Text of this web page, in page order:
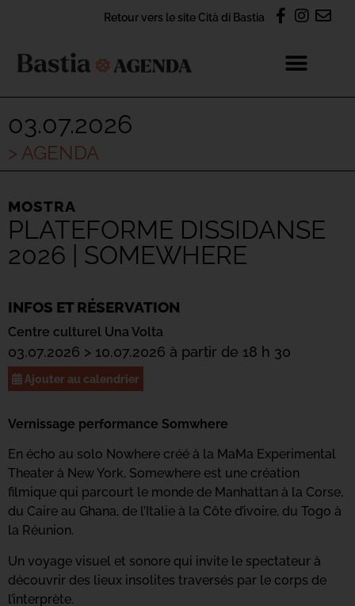
Retour vers le site Cità di Bastia
03.07.2026
> AGENDA
MOSTRA
PLATEFORME DISSIDANSE
2026 | SOMEWHERE
INFOS ET RÉSERVATION
Centre culturel Una Volta
03.07.2026 > 10.07.2026 à partir de 18 h 30
Ajouter au calendrier
Vernissage performance Somwhere
En écho au solo Nowhere créé à la MaMa Experimental
Theater à New York, Somewhere est une création
filmique qui parcourt le monde de Manhattan à la Corse,
du Caire au Ghana, de l’Italie à la Côte d’ivoire, du Togo à
la Réunion.
Un voyage visuel et sonore qui invite le spectateur à
découvrir des lieux insolites traversés par le corps de
l’interprète.